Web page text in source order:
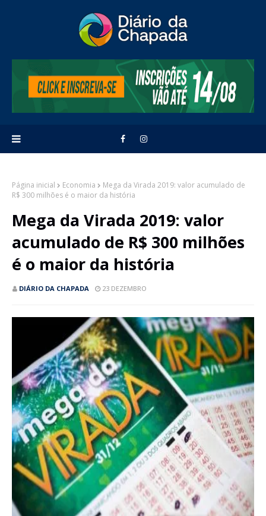
Página inicial Economia
Mega da Virada 2019: valor acumulado de
R$ 300 milhões é o maior da história
Mega da Virada 2019: valor
acumulado de R$ 300 milhões
é o maior da história
DIÁRIO DA CHAPADA 23 DEZEMBRO